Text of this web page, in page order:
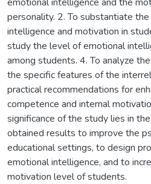
personality. 2. To substantiate
intelligence and motivation in
study the level of emotional
among students. 4. To analyze
the specific features of the
practical recommendations for
competence and internal
significance of the study lies in
obtained results to improve the
educational settings, to design
emotional intelligence, and to
motivation level of students.